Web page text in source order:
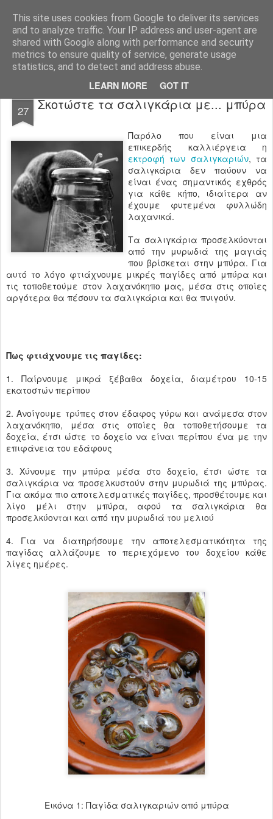
This site uses cookies from Google to deliver its services
and to analyze traffic. Your IP address and user-agent are
shared with Google along with performance and security
metrics to ensure quality of service, generate usage
statistics, and to detect and address abuse.
LEARN MORE GOT IT
Agro-Help.gr
27 Σκοτώστε τα σαλιγκάρια με... μπύρα
Παρόλο που είναι μια
επικερδής καλλιέργεια η
εκτροφή των σαλιγκαριών, τα
σαλιγκάρια δεν παύουν να
είναι ένας σημαντικός εχθρός
για κάθε κήπο, ιδιαίτερα αν
έχουμε φυτεμένα φυλλώδη
λαχανικά.
Τα σαλιγκάρια προσελκύονται
από την μυρωδιά της μαγιάς
που βρίσκεται στην μπύρα. Για
αυτό το λόγο φτιάχνουμε μικρές παγίδες από μπύρα και
τις τοποθετούμε στον λαχανόκηπο μας, μέσα στις οποίες
αργότερα θα πέσουν τα σαλιγκάρια και θα πνιγούν.
Πως φτιάχνουμε τις παγίδες:
1. Παίρνουμε μικρά ξέβαθα δοχεία, διαμέτρου 10-15
εκατοστών περίπου
2. Ανοίγουμε τρύπες στον έδαφος γύρω και ανάμεσα στον
λαχανόκηπο, μέσα στις οποίες θα τοποθετήσουμε τα
δοχεία, έτσι ώστε το δοχείο να είναι περίπου ένα με την
επιφάνεια του εδάφους
3. Χύνουμε την μπύρα μέσα στο δοχείο, έτσι ώστε τα
σαλιγκάρια να προσελκυστούν στην μυρωδιά της μπύρας.
Για ακόμα πιο αποτελεσματικές παγίδες, προσθέτουμε και
λίγο μέλι στην μπύρα, αφού τα σαλιγκάρια θα
προσελκύονται και από την μυρωδιά του μελιού
4. Για να διατηρήσουμε την αποτελεσματικότητα της
παγίδας αλλάζουμε το περιεχόμενο του δοχείου κάθε
λίγες ημέρες.
Εικόνα 1: Παγίδα σαλιγκαριών από μπύρα